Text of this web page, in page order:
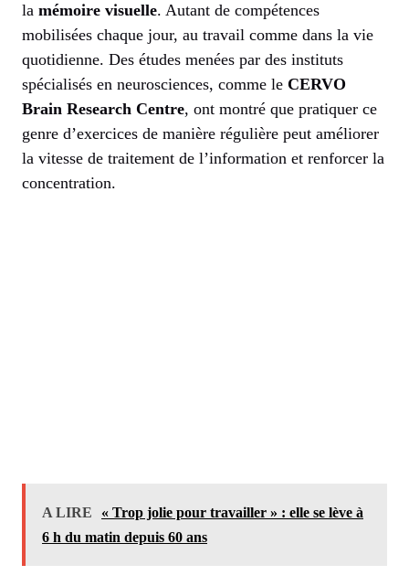
la mémoire visuelle. Autant de compétences
mobilisées chaque jour, au travail comme dans la vie
quotidienne. Des études menées par des instituts
spécialisés en neurosciences, comme le CERVO
Brain Research Centre, ont montré que pratiquer ce
genre d’exercices de manière régulière peut améliorer
la vitesse de traitement de l’information et renforcer la
concentration.
A LIRE
« Trop jolie pour travailler » : elle se lève à
6 h du matin depuis 60 ans